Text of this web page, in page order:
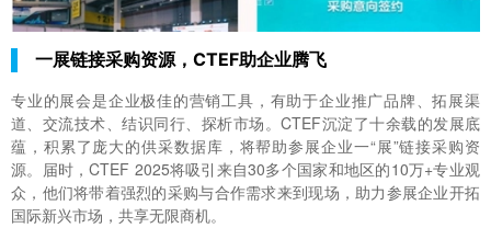
一展链接采购资源，CTEF助企业腾飞
专业的展会是企业极佳的营销工具，有助于企业推广品牌、拓展渠
道、交流技术、结识同行、探析市场。CTEF沉淀了十余载的发展底
蕴，积累了庞大的供采数据库，将帮助参展企业一“展”链接采购资
源。届时，CTEF 2025将吸引来自30多个国家和地区的10万+专业观
众，他们将带着强烈的采购与合作需求来到现场，助力参展企业开拓
国际新兴市场，共享无限商机。